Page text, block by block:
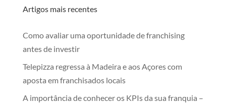
Artigos mais recentes
Como avaliar uma oportunidade de franchising
antes de investir
Telepizza regressa à Madeira e aos Açores com
aposta em franchisados locais
A importância de conhecer os KPIs da sua franquia –